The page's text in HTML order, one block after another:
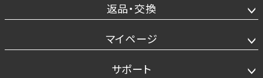
返品・交換
マイページ
サポート